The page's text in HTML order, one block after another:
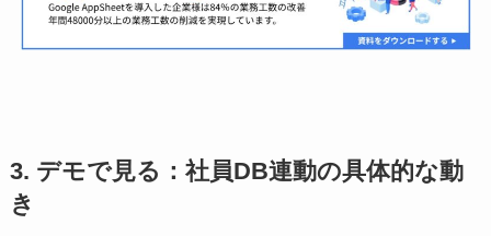
3. デモで見る：社員DB連動の具体的な動
き